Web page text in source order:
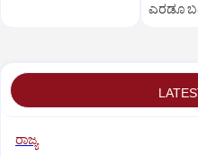
ಎರಡೂ
ರಾಜ್ಯ